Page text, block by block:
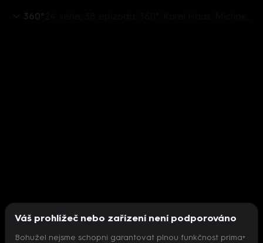
360°
Váš prohlížeč nebo zařízení není podporováno
Bohužel nejsme schopni garantovat plnou funkčnost prima+